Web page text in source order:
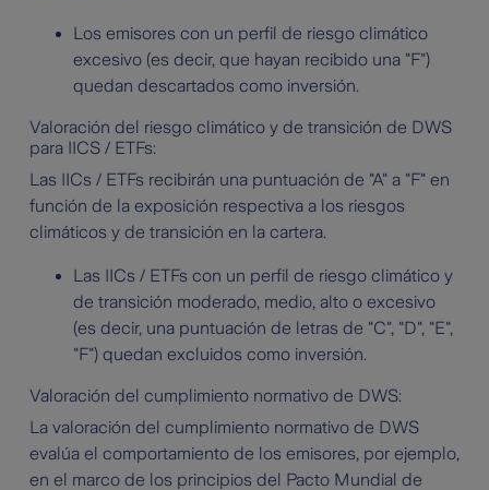
Los emisores con un perfil de riesgo climático
excesivo (es decir, que hayan recibido una "F")
quedan descartados como inversión.
Valoración del riesgo climático y de transición de DWS
para IICS / ETFs:
Las IICs / ETFs recibirán una puntuación de "A" a "F" en
función de la exposición respectiva a los riesgos
climáticos y de transición en la cartera.
Las IICs / ETFs con un perfil de riesgo climático y
de transición moderado, medio, alto o excesivo
(es decir, una puntuación de letras de "C", "D", "E",
"F") quedan excluidos como inversión.
Valoración del cumplimiento normativo de DWS:
La valoración del cumplimiento normativo de DWS
evalúa el comportamiento de los emisores, por ejemplo,
en el marco de los principios del Pacto Mundial de